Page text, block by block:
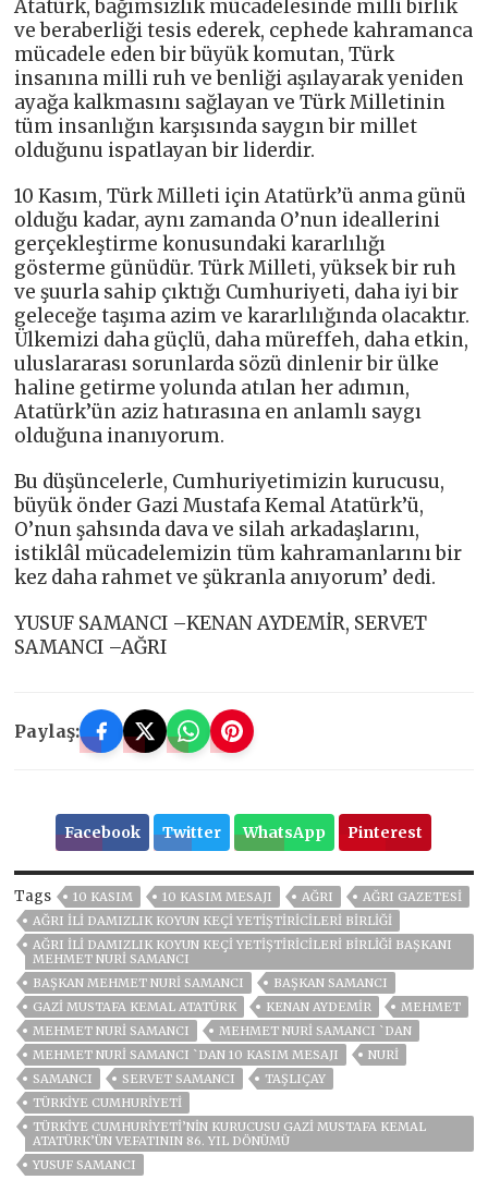
Atatürk, bağımsızlık mücadelesinde milli birlik
ve beraberliği tesis ederek, cephede kahramanca
mücadele eden bir büyük komutan, Türk
insanına milli ruh ve benliği aşılayarak yeniden
ayağa kalkmasını sağlayan ve Türk Milletinin
tüm insanlığın karşısında saygın bir millet
olduğunu ispatlayan bir liderdir.
10 Kasım, Türk Milleti için Atatürk’ü anma günü
olduğu kadar, aynı zamanda O’nun ideallerini
gerçekleştirme konusundaki kararlılığı
gösterme günüdür. Türk Milleti, yüksek bir ruh
ve şuurla sahip çıktığı Cumhuriyeti, daha iyi bir
geleceğe taşıma azim ve kararlılığında olacaktır.
Ülkemizi daha güçlü, daha müreffeh, daha etkin,
uluslararası sorunlarda sözü dinlenir bir ülke
haline getirme yolunda atılan her adımın,
Atatürk’ün aziz hatırasına en anlamlı saygı
olduğuna inanıyorum.
Bu düşüncelerle, Cumhuriyetimizin kurucusu,
büyük önder Gazi Mustafa Kemal Atatürk’ü,
O’nun şahsında dava ve silah arkadaşlarını,
istiklâl mücadelemizin tüm kahramanlarını bir
kez daha rahmet ve şükranla anıyorum’ dedi.
YUSUF SAMANCI –KENAN AYDEMİR, SERVET
SAMANCI –AĞRI
Paylaş:
Facebook Twitter WhatsApp Pinterest
Tags 10 KASIM 10 KASIM MESAJI AĞRI
AĞRI GAZETESİ
AĞRI İLI DAMIZLIK KOYUN KEÇI YETIŞTIRICILERI BIRLIĞI
AĞRI İLI DAMIZLIK KOYUN KEÇI YETIŞTIRICILERI BIRLIĞI BAŞKANI
MEHMET NURI SAMANCI
BAŞKAN MEHMET NURI SAMANCI
BAŞKAN SAMANCI
GAZI MUSTAFA KEMAL ATATÜRK
KENAN AYDEMIR
MEHMET
MEHMET NURİ SAMANCI
MEHMET NURİ SAMANCI `DAN
MEHMET NURİ SAMANCI `DAN 10 KASIM MESAJI
NURI
SAMANCI
SERVET SAMANCI
TAŞLIÇAY
TÜRKIYE CUMHURIYETI
TÜRKIYE CUMHURIYETI’NIN KURUCUSU GAZI MUSTAFA KEMAL
ATATÜRK’ÜN VEFATININ 86. YIL DÖNÜMÜ
YUSUF SAMANCI